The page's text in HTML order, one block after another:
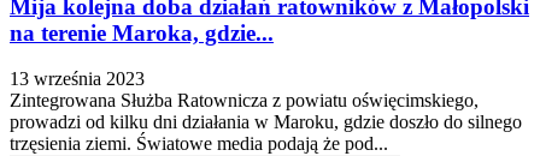
Mija kolejna doba działań ratowników z Małopolski
na terenie Maroka, gdzie...
13 września 2023
Zintegrowana Służba Ratownicza z powiatu oświęcimskiego,
prowadzi od kilku dni działania w Maroku, gdzie doszło do silnego
trzęsienia ziemi. Światowe media podają że pod...